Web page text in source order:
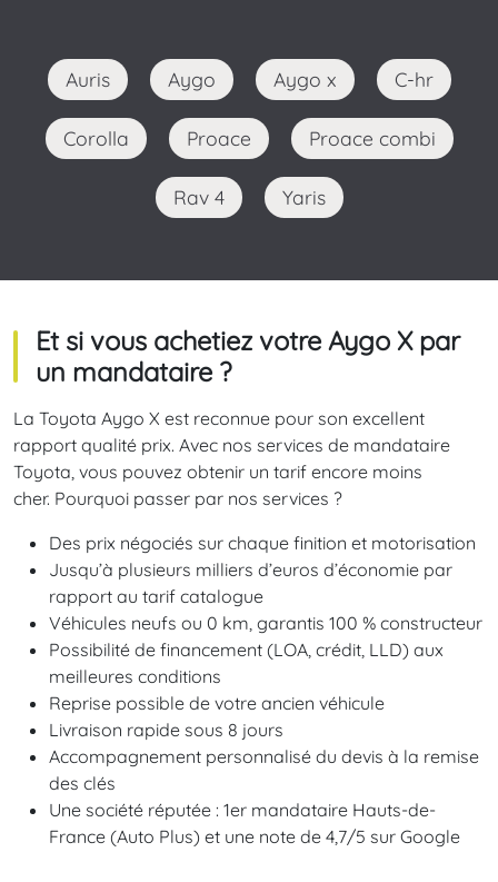
Auris Aygo Aygo x C-hr
Corolla Proace Proace combi
Rav 4 Yaris
Et si vous achetiez votre Aygo X par
un mandataire ?
La Toyota Aygo X est reconnue pour son excellent
rapport qualité prix. Avec nos services de mandataire
Toyota, vous pouvez obtenir un tarif encore moins
cher. Pourquoi passer par nos services ?
Des prix négociés sur chaque finition et motorisation
Jusqu’à plusieurs milliers d’euros d’économie par
rapport au tarif catalogue
Véhicules neufs ou 0 km, garantis 100 % constructeur
Possibilité de financement (LOA, crédit, LLD) aux
meilleures conditions
Reprise possible de votre ancien véhicule
Livraison rapide sous 8 jours
Accompagnement personnalisé du devis à la remise
des clés
Une société réputée : 1er mandataire Hauts-de-
France (Auto Plus) et une note de 4,7/5 sur Google